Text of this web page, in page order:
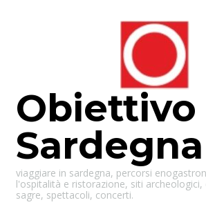
Obiettivo
Sardegna
viaggiare in sardegna, percorsi
l'ospitalità e ristorazione, siti archeologici,
sagre, spettacoli, concerti.